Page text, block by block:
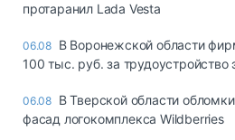
протаранил Lada Vesta
06.08 В Воронежской области
100 тыс. руб. за
06.08 В Тверской области
фасад логокомплекса Wildberries